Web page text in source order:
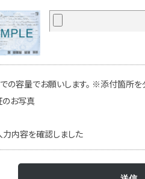
容量でお願いします。 ※添付箇所を
お写真
力内容を確認しました